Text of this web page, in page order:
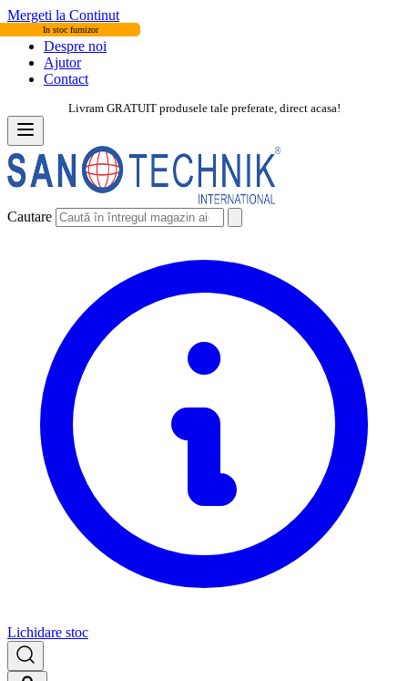
Mergeti la Continut
Despre noi
Ajutor
Contact
Livram GRATUIT produsele tale preferate, direct acasa!
Cautare
Lichidare stoc
In stoc furnizor